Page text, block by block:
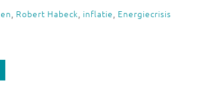
, Robert Habeck, inflatie, Energiecrisis